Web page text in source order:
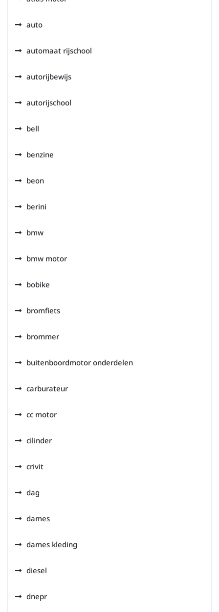
auto
automaat rijschool
autorijbewijs
autorijschool
bell
benzine
beon
berini
bmw
bmw motor
bobike
bromfiets
brommer
buitenboordmotor onderdelen
carburateur
cc motor
cilinder
crivit
dag
dames
dames kleding
diesel
dnepr